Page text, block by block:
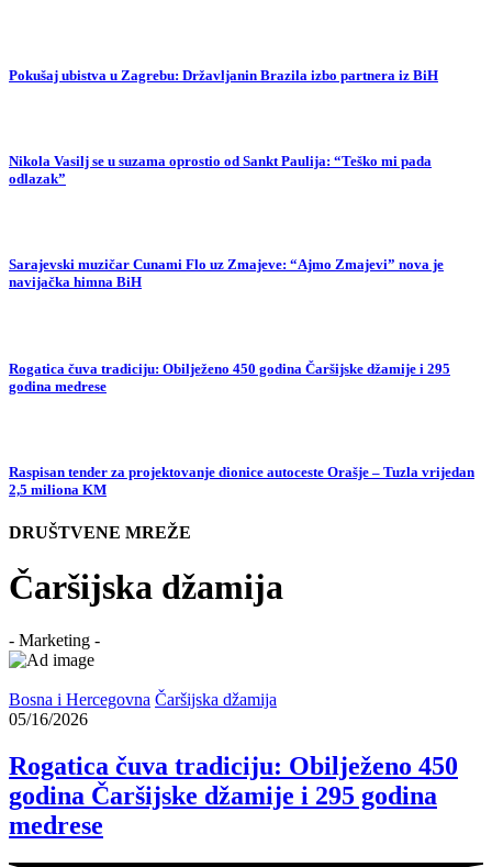
Pokušaj ubistva u Zagrebu: Državljanin Brazila izbo partnera iz BiH
Nikola Vasilj se u suzama oprostio od Sankt Paulija: “Teško mi pada
odlazak”
Sarajevski muzičar Cunami Flo uz Zmajeve: “Ajmo Zmajevi” nova je
navijačka himna BiH
Rogatica čuva tradiciju: Obilježeno 450 godina Čaršijske džamije i 295
godina medrese
Raspisan tender za projektovanje dionice autoceste Orašje – Tuzla vrijedan
2,5 miliona KM
DRUŠTVENE MREŽE
Čaršijska džamija
- Marketing -
Bosna i Hercegovna Čaršijska džamija
05/16/2026
Rogatica čuva tradiciju: Obilježeno 450
godina Čaršijske džamije i 295 godina
medrese